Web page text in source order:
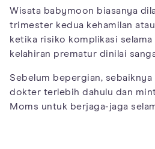
Wisata babymoon biasanya
trimester kedua kehamilan
ketika risiko komplikasi selama
kelahiran prematur dinilai
Sebelum bepergian,
dokter terlebih dahulu dan
Moms untuk berjaga-jaga